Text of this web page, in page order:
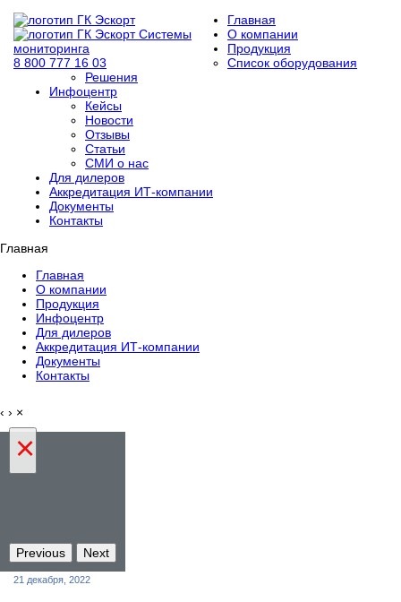
Системы
мониторинга
8 800 777 16 03
Главная
О компании
Продукция
Список оборудования
Решения
Инфоцентр
Кейсы
Новости
Отзывы
Статьи
СМИ о нас
Для дилеров
Аккредитация ИТ-компании
Документы
Контакты
Главная
Главная
О компании
Продукция
Инфоцентр
Для дилеров
Аккредитация ИТ-компании
Документы
Контакты
‹ › ×
×
Previous Next
21 декабря, 2022